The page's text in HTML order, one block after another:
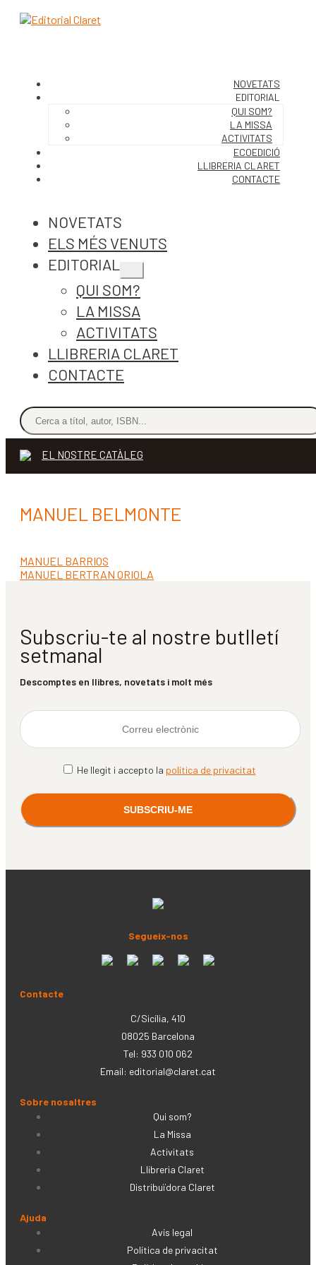
NOVETATS
EDITORIAL
QUI SOM?
LA MISSA
ACTIVITATS
ECOEDICIÓ
LLIBRERIA CLARET
CONTACTE
NOVETATS
ELS MÉS VENUTS
EDITORIAL
Expandeix
QUI SOM?
LA MISSA
ACTIVITATS
LLIBRERIA CLARET
CONTACTE
EL NOSTRE CATÀLEG
MANUEL BELMONTE
Navegació
d'entrades
Entrada
anterior:
MANUEL BARRIOS
Pròxima
MANUEL BERTRAN ORIOLA
Subscriu-te al nostre butlletí
setmanal
Descomptes en llibres, novetats i molt més
He llegit i accepto la política de privacitat
Segueix-nos
Contacte
C/Sicília, 410
08025 Barcelona
Tel: 933 010 062
Email: editorial@claret.cat
Sobre nosaltres
Qui som?
La Missa
Activitats
Llibreria Claret
Distribuïdora Claret
Ajuda
Avís legal
Política de privacitat